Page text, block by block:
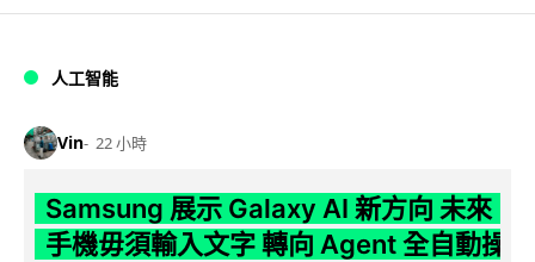
人工智能
Vin 22 小時
Samsung 展示 Galaxy AI 新方向 未來
手機毋須輸入文字 轉向 Agent 全自動操